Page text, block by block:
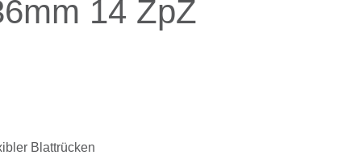
14 ZpZ
Blattrücken